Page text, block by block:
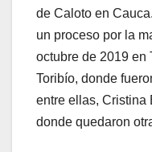
de Caloto en
un proceso por la
octubre de 2019 en
Toribío, donde
entre ellas, Cristina
donde quedaron